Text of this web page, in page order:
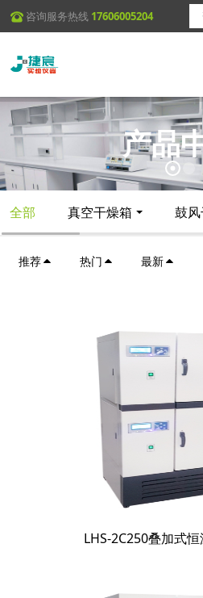
咨询服务热线 17606005204
产品
全部 真空干燥箱 鼓
推荐 热门 最新
LHS-2C250叠加式